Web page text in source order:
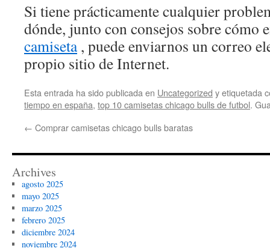
Si tiene prácticamente cualquier
dónde, junto con consejos sobre cómo
camiseta, puede enviarnos un correo
propio sitio de Internet.
Esta entrada ha sido publicada en Uncategorized y etiquetada
tiempo en españa, top 10 camisetas chicago bulls de futbol.
← Comprar camisetas chicago bulls baratas
Archives
agosto 2025
mayo 2025
marzo 2025
febrero 2025
diciembre 2024
noviembre 2024